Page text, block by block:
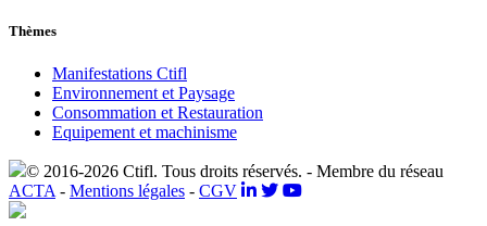
Thèmes
Manifestations Ctifl
Environnement et Paysage
Consommation et Restauration
Equipement et machinisme
© 2016-2026 Ctifl. Tous droits réservés. - Membre du réseau
ACTA - Mentions légales - CGV